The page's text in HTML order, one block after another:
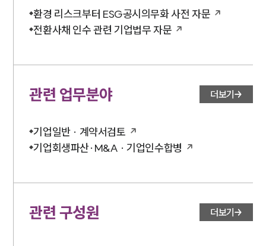
환경 리스크부터 ESG공시의무화 사전 자문
전환사채 인수 관련 기업법무 자문
관련 업무분야 더보기
기업일반 · 계약서검토
기업회생파산·M&A · 기업인수합병
관련 구성원 더보기